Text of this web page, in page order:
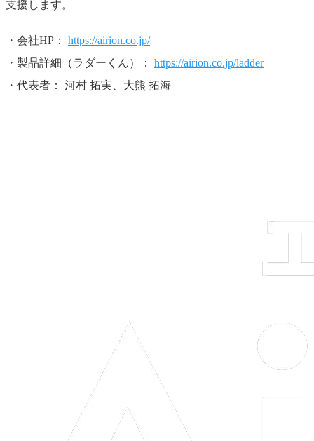
支援します。
・会社HP： https://airion.co.jp/
・製品詳細（ラダーくん）： https://airion.co.jp/ladder
・代表者： 河村 拓実、大熊 拓海